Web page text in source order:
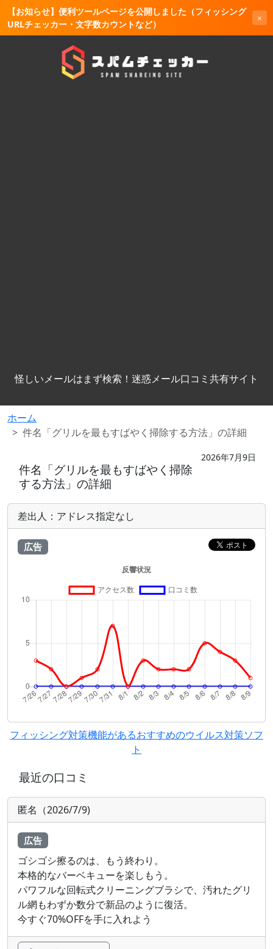
【お知らせ】便利ツールページを公開しました（フィッシング
URLチェッカー・文字数カウントなど）
×
怪しいメールはまず検索！迷惑メール口コミ共有サイト
ホーム
件名「グリルを最もすばやく掃除する方法」の詳細
件名「グリルを最もすばやく掃除
する方法」の詳細
2026年7月9日
差出人：アドレス指定なし
広告
フィッシング対策機能があるおすすめのウイルス対策ソフ
ト
最近の口コミ
匿名（2026/7/9)
広告
ゴシゴシ擦るのは、もう終わり。
本格的なバーベキューを楽しもう。
パワフルな回転式クリーニングブラシで、汚れたグリ
ル網もわずか数分で新品のように復活。
今すぐ70%OFFを手に入れよう